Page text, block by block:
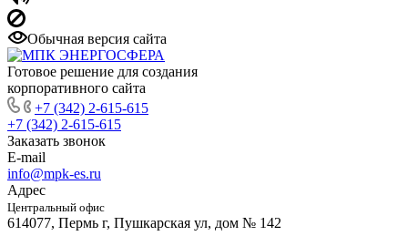
Обычная версия сайта
Готовое решение для создания
корпоративного сайта
+7 (342) 2-615-615
+7 (342) 2-615-615
Заказать звонок
E-mail
info@mpk-es.ru
Адрес
Центральный офис
614077, Пермь г, Пушкарская ул, дом № 142